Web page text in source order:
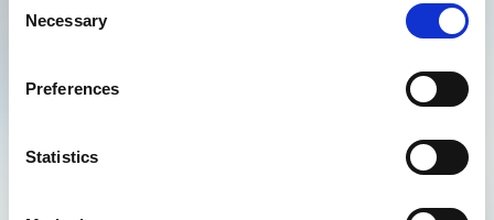
Selection
Necessary
Preferences
Statistics